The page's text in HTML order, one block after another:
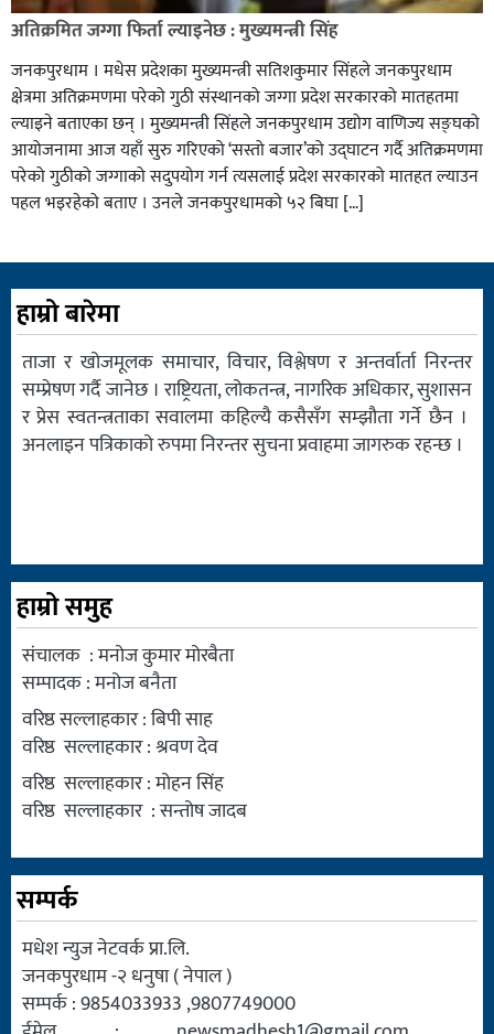
अतिक्रमित जग्गा फिर्ता ल्याइनेछ : मुख्यमन्त्री सिंह
जनकपुरधाम । मधेस प्रदेशका मुख्यमन्त्री सतिशकुमार सिंहले जनकपुरधाम
क्षेत्रमा अतिक्रमणमा परेको गुठी संस्थानको जग्गा प्रदेश सरकारको मातहतमा
ल्याइने बताएका छन् । मुख्यमन्त्री सिंहले जनकपुरधाम उद्योग वाणिज्य सङ्घको
आयोजनामा आज यहाँ सुरु गरिएको ‘सस्तो बजार’को उद्घाटन गर्दै अतिक्रमणमा
परेको गुठीको जग्गाको सदुपयोग गर्न त्यसलाई प्रदेश सरकारको मातहत ल्याउन
पहल भइरहेको बताए । उनले जनकपुरधामको ५२ बिघा […]
हाम्रो बारेमा
ताजा र खोजमूलक समाचार, विचार, विश्लेषण र अन्तर्वार्ता निरन्तर
सम्प्रेषण गर्दै जानेछ । राष्ट्रियता, लोकतन्त्र, नागरिक अधिकार, सुशासन
र प्रेस स्वतन्त्रताका सवालमा कहिल्यै कसैसँग सम्झौता गर्ने छैन ।
अनलाइन पत्रिकाको रुपमा निरन्तर सुचना प्रवाहमा जागरुक रहन्छ ।
हाम्रो समुह
संचालक : मनोज कुमार मोरबैता
सम्पादक : मनोज बनैता
वरिष्ठ सल्लाहकार : बिपी साह
वरिष्ठ सल्लाहकार : श्रवण देव
वरिष्ठ सल्लाहकार : मोहन सिंह
वरिष्ठ सल्लाहकार : सन्तोष जादब
सम्पर्क
मधेश न्युज नेटवर्क प्रा.लि.
जनकपुरधाम -२ धनुषा ( नेपाल )
सम्पर्क : 9854033933 ,9807749000